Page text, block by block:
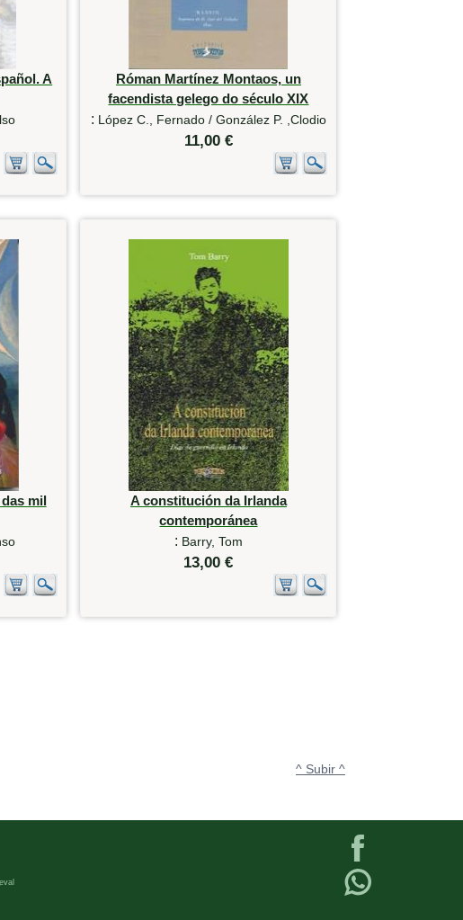
A
Róman Martínez Montaos, un
facendista gelego do século XIX
: López C., Fernado / González P. ,Clodio
11,00 €
mil
A constitución da Irlanda
contemporánea
: Barry, Tom
13,00 €
^ Subir ^